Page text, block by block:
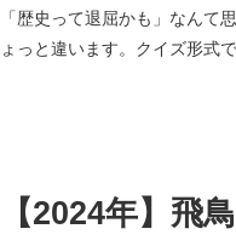
「歴史って退屈かも」なんて
ょっと違います。クイズ形式
【2024年】飛